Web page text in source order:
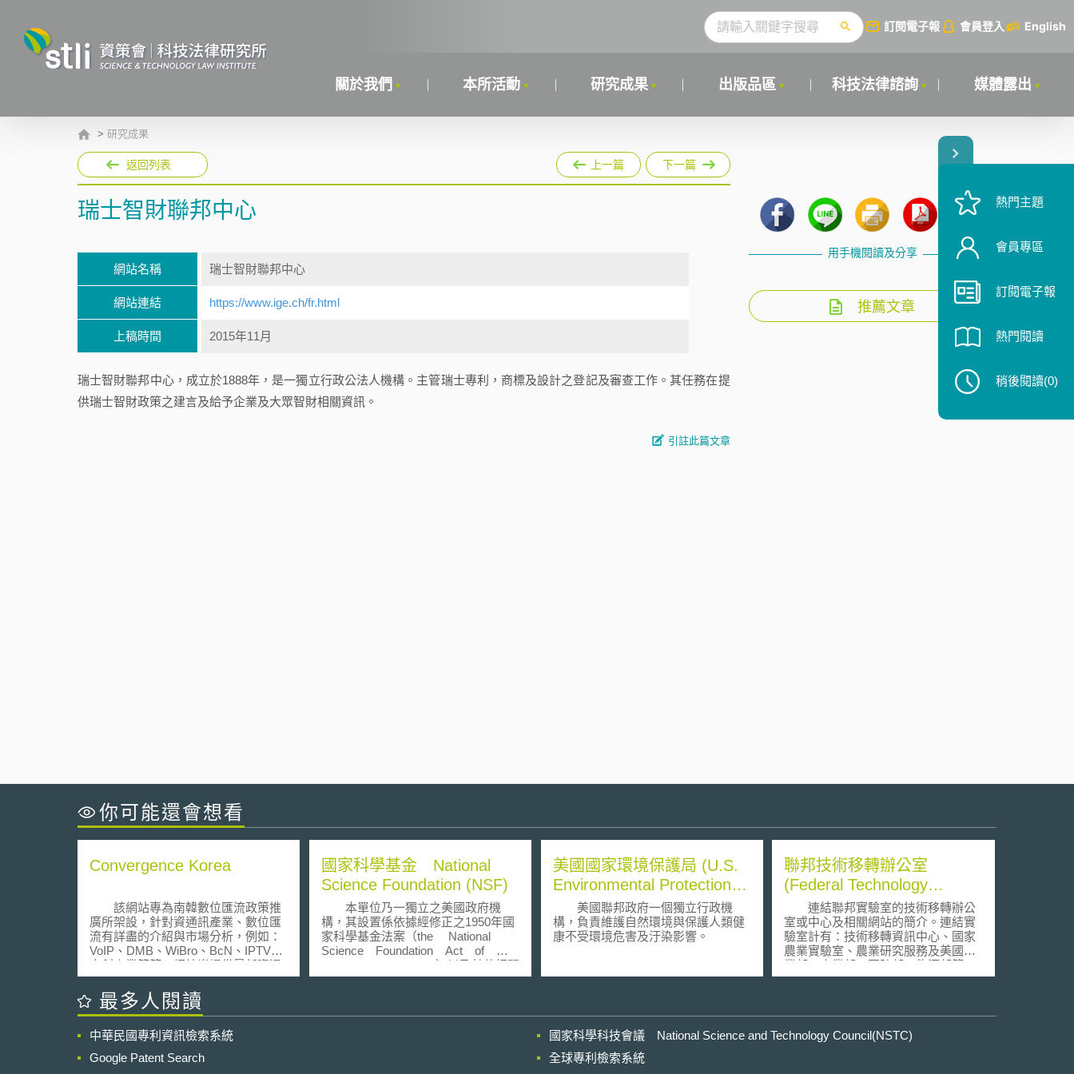
訂閱電子報 會員登入 English
關於我們 本所活動 研究成果 出版品區 科技法律諮詢 媒體露出
> 研究成果
返回列表 上一篇 下一篇
瑞士智財聯邦中心
網站名稱 瑞士智財聯邦中心
網站連結 https://www.ige.ch/fr.html
上稿時間 2015年11月
瑞士智財聯邦中心，成立於1888年，是一獨立行政公法人機構。主管瑞士專利，商標及設計之登記及審查工作。其任務在提
供瑞士智財政策之建言及給予企業及大眾智財相關資訊。
引註此篇文章
用手機閱讀及分享
推薦文章
你可能還會想看
Convergence Korea
該網站專為南韓數位匯流政策推
廣所架設，針對資通訊產業、數位匯
流有詳盡的介紹與市場分析，例如：
VoIP、DMB、WiBro、BcN、IPTV、
文創產業等等。網站尚提供最新資通
訊趨勢、南韓數位匯流政策說帖。不
僅可對南韓數位匯流與電信產業有相
當了解，亦可對全球資通訊脈動有所
國家科學基金 National
Science Foundation (NSF)
本單位乃一獨立之美國政府機
構，其設置係依據經修正之1950年國
家科學基金法案（the National
Science Foundation Act of
1950, as amended）以及其他相關
立法（42 U.S.C. 1861 et seq.）
美國國家環境保護局 (U.S.
Environmental Protection
Agency)
美國聯邦政府一個獨立行政機
構，負責維護自然環境與保護人類健
康不受環境危害及汙染影響。
聯邦技術移轉辦公室
(Federal Technology
Transfer Offices on the
Internet)
連結聯邦實驗室的技術移轉辦公
室或中心及相關網站的簡介。連結實
驗室計有：技術移轉資訊中心、國家
農業實驗室、農業研究服務及美國農
業部、商業部、國防部、能源部等。
最多人閱讀
中華民國專利資訊檢索系統
國家科學科技會議 National Science and Technology Council(NSTC)
Google Patent Search
全球專利檢索系統
熱門主題
會員專區
訂閱電子報
熱門閱讀
稍後閱讀(0)